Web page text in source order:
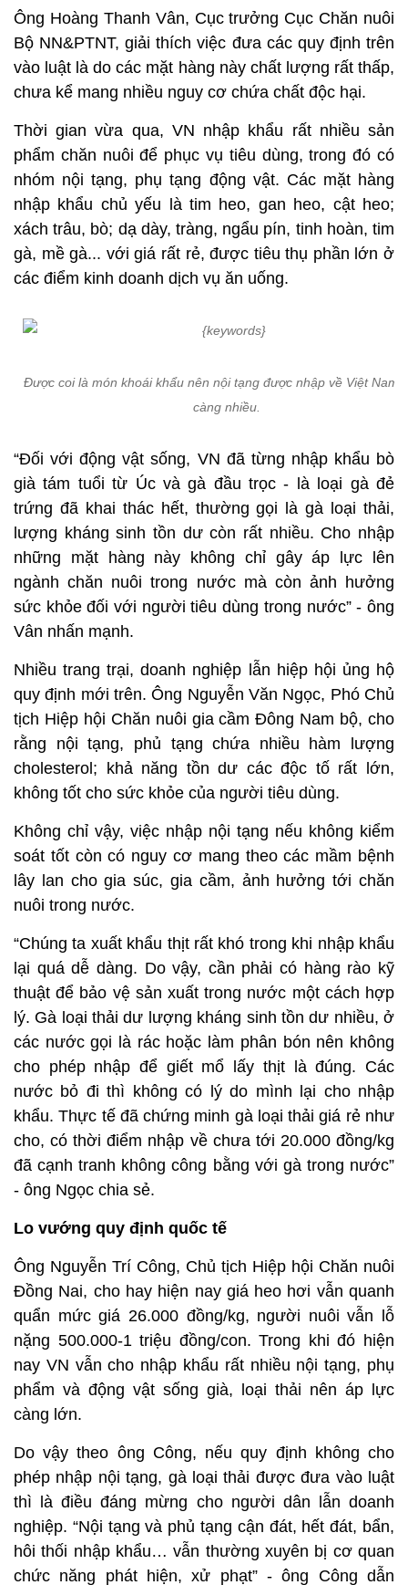
Ông Hoàng Thanh Vân, Cục trưởng Cục Chăn nuôi
Bộ NN&PTNT, giải thích việc đưa các quy định trên
vào luật là do các mặt hàng này chất lượng rất thấp,
chưa kể mang nhiều nguy cơ chứa chất độc hại.
Thời gian vừa qua, VN nhập khẩu rất nhiều sản
phẩm chăn nuôi để phục vụ tiêu dùng, trong đó có
nhóm nội tạng, phụ tạng động vật. Các mặt hàng
nhập khẩu chủ yếu là tim heo, gan heo, cật heo;
xách trâu, bò; dạ dày, tràng, ngẩu pín, tinh hoàn, tim
gà, mề gà... với giá rất rẻ, được tiêu thụ phần lớn ở
các điểm kinh doanh dịch vụ ăn uống.
Được coi là món khoái khẩu nên nội tạng được nhập về Việt Nam
càng nhiều.
“Đối với động vật sống, VN đã từng nhập khẩu bò
già tám tuổi từ Úc và gà đầu trọc - là loại gà đẻ
trứng đã khai thác hết, thường gọi là gà loại thải,
lượng kháng sinh tồn dư còn rất nhiều. Cho nhập
những mặt hàng này không chỉ gây áp lực lên
ngành chăn nuôi trong nước mà còn ảnh hưởng
sức khỏe đối với người tiêu dùng trong nước” - ông
Vân nhấn mạnh.
Nhiều trang trại, doanh nghiệp lẫn hiệp hội ủng hộ
quy định mới trên. Ông Nguyễn Văn Ngọc, Phó Chủ
tịch Hiệp hội Chăn nuôi gia cầm Đông Nam bộ, cho
rằng nội tạng, phủ tạng chứa nhiều hàm lượng
cholesterol; khả năng tồn dư các độc tố rất lớn,
không tốt cho sức khỏe của người tiêu dùng.
Không chỉ vậy, việc nhập nội tạng nếu không kiểm
soát tốt còn có nguy cơ mang theo các mầm bệnh
lây lan cho gia súc, gia cầm, ảnh hưởng tới chăn
nuôi trong nước.
“Chúng ta xuất khẩu thịt rất khó trong khi nhập khẩu
lại quá dễ dàng. Do vậy, cần phải có hàng rào kỹ
thuật để bảo vệ sản xuất trong nước một cách hợp
lý. Gà loại thải dư lượng kháng sinh tồn dư nhiều, ở
các nước gọi là rác hoặc làm phân bón nên không
cho phép nhập để giết mổ lấy thịt là đúng. Các
nước bỏ đi thì không có lý do mình lại cho nhập
khẩu. Thực tế đã chứng minh gà loại thải giá rẻ như
cho, có thời điểm nhập về chưa tới 20.000 đồng/kg
đã cạnh tranh không công bằng với gà trong nước”
- ông Ngọc chia sẻ.
Lo vướng quy định quốc tế
Ông Nguyễn Trí Công, Chủ tịch Hiệp hội Chăn nuôi
Đồng Nai, cho hay hiện nay giá heo hơi vẫn quanh
quẩn mức giá 26.000 đồng/kg, người nuôi vẫn lỗ
nặng 500.000-1 triệu đồng/con. Trong khi đó hiện
nay VN vẫn cho nhập khẩu rất nhiều nội tạng, phụ
phẩm và động vật sống già, loại thải nên áp lực
càng lớn.
Do vậy theo ông Công, nếu quy định không cho
phép nhập nội tạng, gà loại thải được đưa vào luật
thì là điều đáng mừng cho người dân lẫn doanh
nghiệp. “Nội tạng và phủ tạng cận đát, hết đát, bẩn,
hôi thối nhập khẩu… vẫn thường xuyên bị cơ quan
chức năng phát hiện, xử phạt” - ông Công dẫn